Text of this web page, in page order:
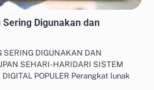
Digunakan dan
SERING DIGUNAKAN DAN
SEHARI-HARIDARI SISTEM
POPULER Perangkat lunak